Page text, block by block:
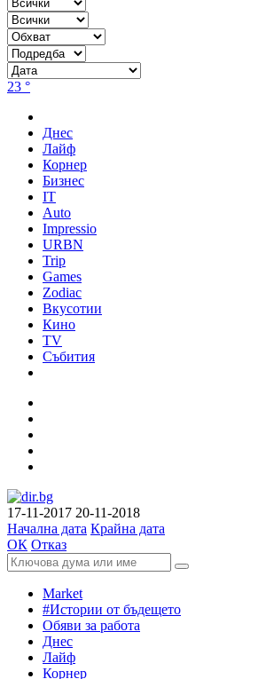
23 °
Днес
Лайф
Корнер
Бизнес
IT
Auto
Impressio
URBN
Trip
Games
Zodiac
Вкусотии
Кино
TV
Събития
17-11-2017 20-11-2018
Начална дата Крайна дата
ОК Отказ
Market
#Истории от бъдещето
Обяви за работа
Днес
Лайф
Корнер